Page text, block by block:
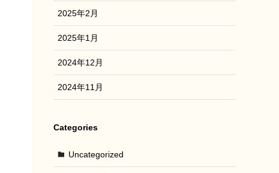
2025年2月
2025年1月
2024年12月
2024年11月
Categories
Uncategorized